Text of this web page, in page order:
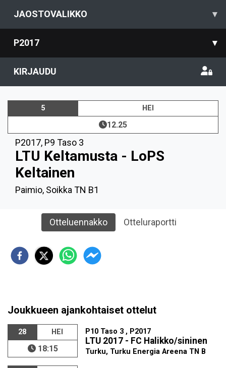
JAOSTOVALIKKO ▾
P2017 ▾
KIRJAUDU
5 HEI
12.25
P2017, P9 Taso 3
LTU Keltamusta - LoPS
Keltainen
Paimio, Soikka TN B1
Otteluennakko Otteluraportti
Joukkueen ajankohtaiset ottelut
28 HEI
18:15
P10 Taso 3 , P2017
LTU 2017 - FC Halikko/sininen
Turku, Turku Energia Areena TN B